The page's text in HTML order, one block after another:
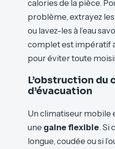
calories de la pièce.
problème, extrayez
ou lavez-les à l’eau
complet est impératif
pour éviter toute
L’obstruction du
d’évacuation
Un climatiseur mobile
une gaine flexible. Si
longue, coudée ou si